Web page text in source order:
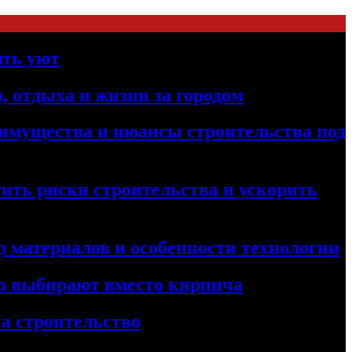
уют
отдыха и жизни за городом
и нюансы строительства под
риски строительства и ускорить
и особенности технологии
выбирают вместо кирпича
строительство